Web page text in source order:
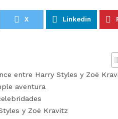
X Linkedin
entre Harry Styles y Zoë
aventura
y Zoë Kravitz